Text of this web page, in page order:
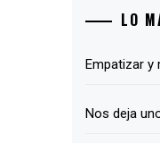
LO
Empatizar y
Nos deja